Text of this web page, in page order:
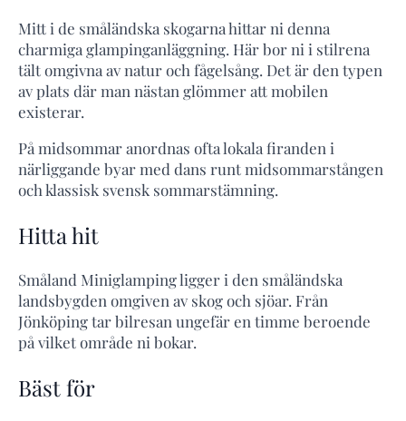
Mitt i de småländska skogarna hittar ni denna
charmiga glampinganläggning. Här bor ni i stilrena
tält omgivna av natur och fågelsång. Det är den typen
av plats där man nästan glömmer att mobilen
existerar.
På midsommar anordnas ofta lokala firanden i
närliggande byar med dans runt midsommarstången
och klassisk svensk sommarstämning.
Hitta hit
Småland Miniglamping ligger i den småländska
landsbygden omgiven av skog och sjöar. Från
Jönköping tar bilresan ungefär en timme beroende
på vilket område ni bokar.
Bäst för